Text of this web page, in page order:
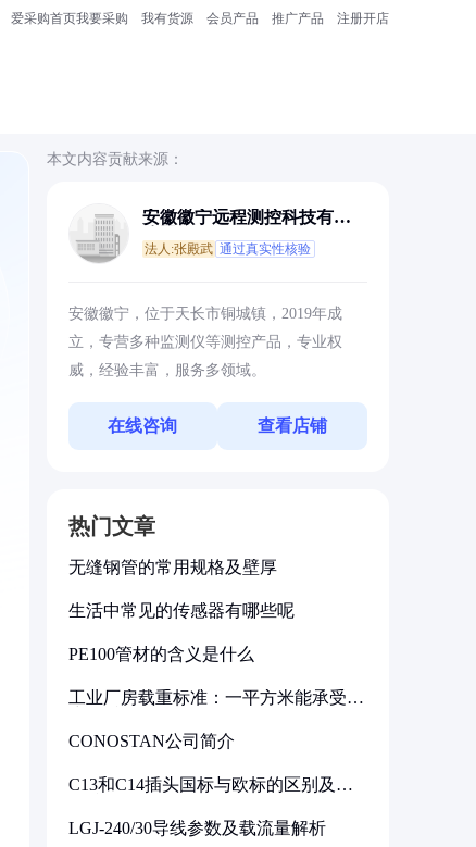
爱采购首页我要采购 我有货源 会员产品 推广产品 注册开店
本文内容贡献来源：
安徽徽宁远程测控科技有限
法人:张殿武 通过真实性核验
安徽徽宁，位于天长市铜城镇，2019年成
立，专营多种监测仪等测控产品，专业权
威，经验丰富，服务多领域。
在线咨询 查看店铺
热门文章
无缝钢管的常用规格及壁厚
生活中常见的传感器有哪些呢
PE100管材的含义是什么
工业厂房载重标准：一平方米能承受多
CONOSTAN公司简介
C13和C14插头国标与欧标的区别及其
LGJ-240/30导线参数及载流量解析